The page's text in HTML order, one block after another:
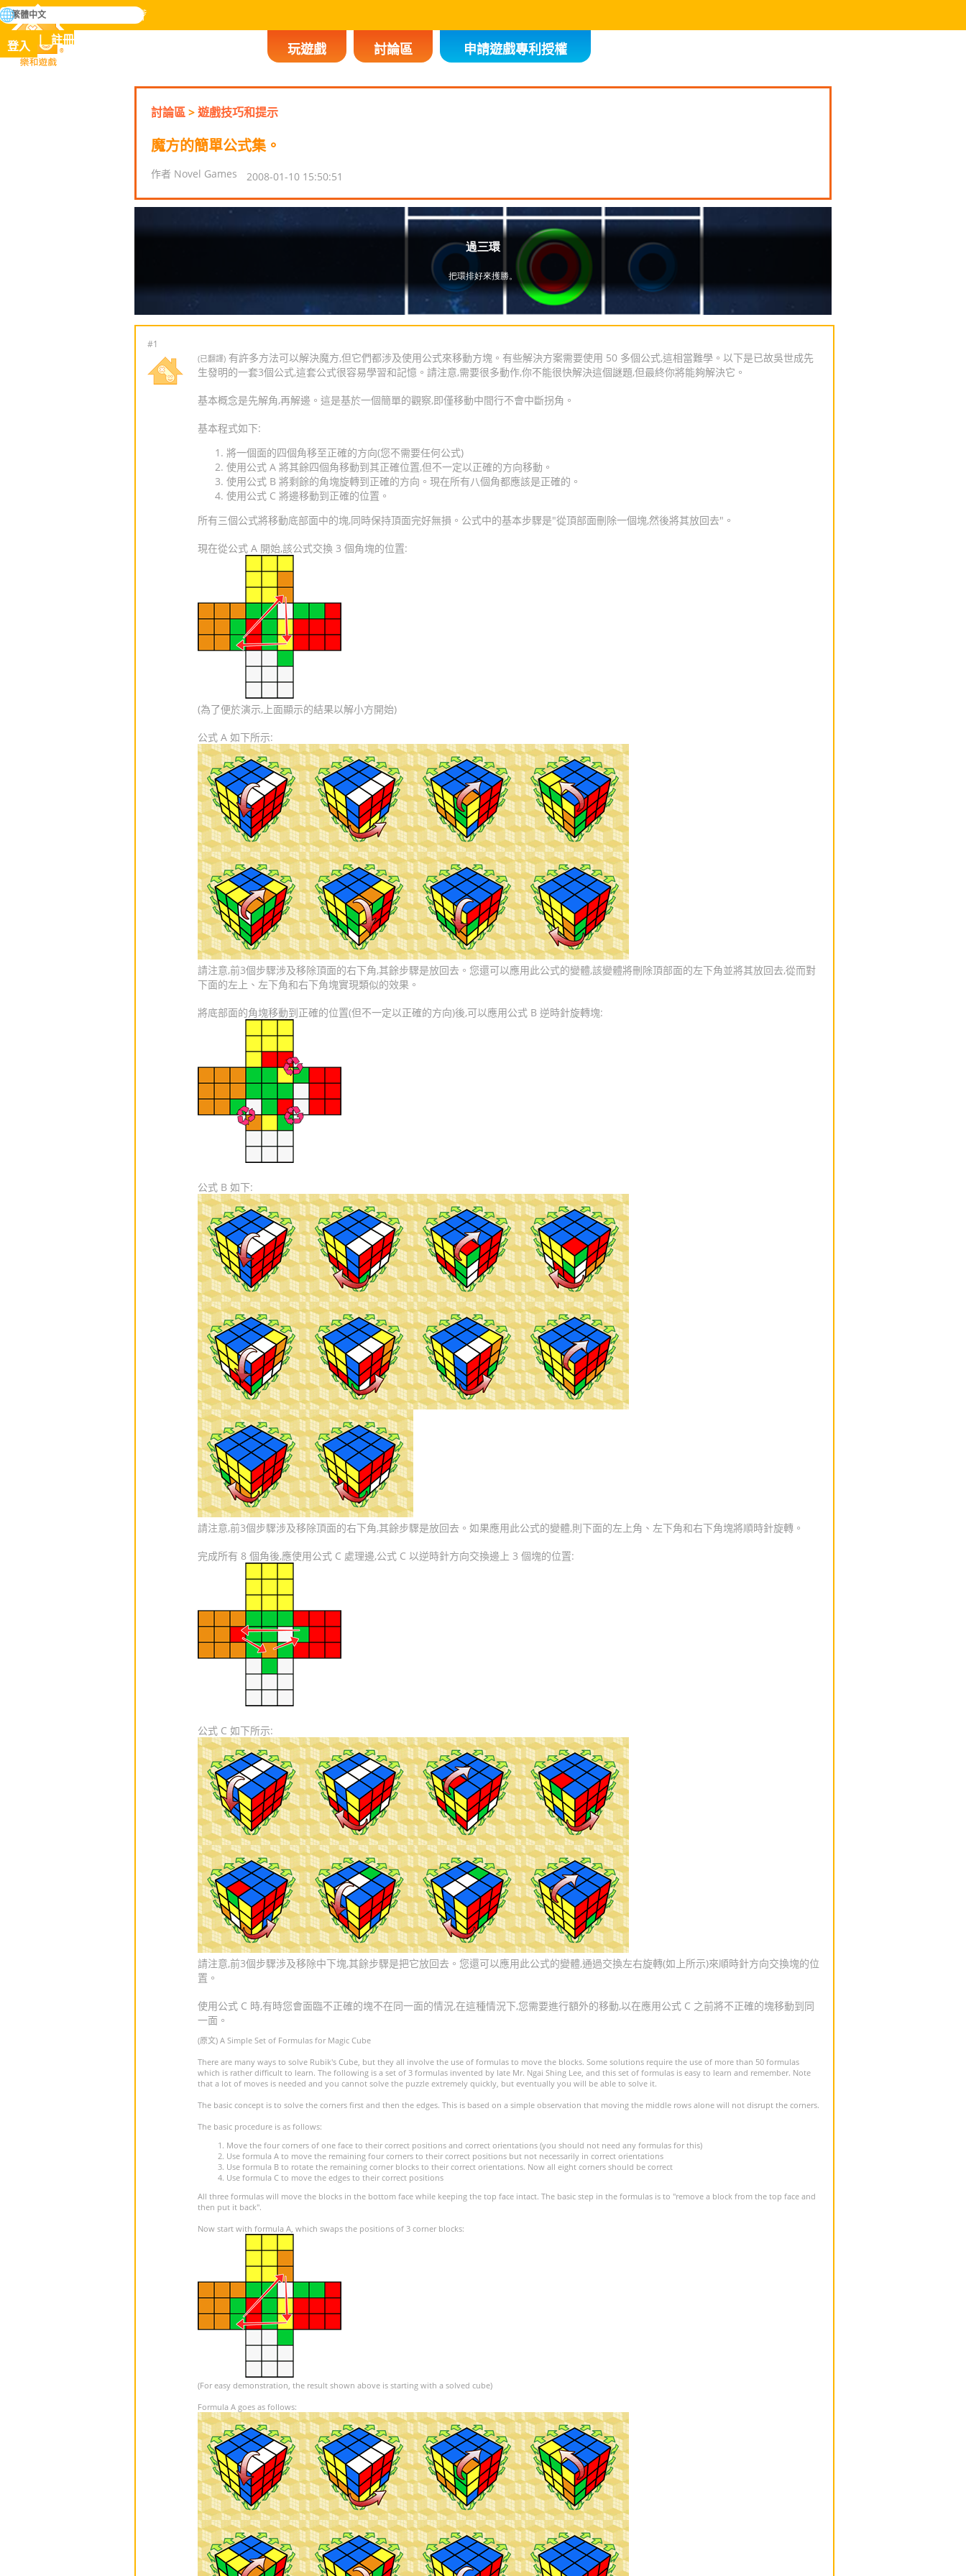
樂和遊戲
掌握人類歷史上所有遊戲
搜
尋
玩遊戲 討論區 申請遊戲專利授權
登入 註冊
繁體中文
討論區>遊戲技巧和提示
魔方的簡單公式集。
作者 Novel Games 2008-01-10 15:50:51
#1
(已翻譯) 有許多方法可以解決魔方,但它們都涉及使用公式來移動方塊。有些解決方案需要使用 50 多個公式,這相當難學。以下是已故吳世成先
生發明的一套3個公式,這套公式很容易學習和記憶。請注意,需要很多動作,你不能很快解決這個謎題,但最終你將能夠解決它。
基本概念是先解角,再解邊。這是基於一個簡單的觀察,即僅移動中間行不會中斷拐角。
基本程式如下:
將一個面的四個角移至正確的方向(您不需要任何公式)
使用公式 A 將其餘四個角移動到其正確位置,但不一定以正確的方向移動。
使用公式 B 將剩餘的角塊旋轉到正確的方向。現在所有八個角都應該是正確的。
使用公式 C 將邊移動到正確的位置。
所有三個公式將移動底部面中的塊,同時保持頂面完好無損。公式中的基本步驟是"從頂部面刪除一個塊,然後將其放回去"。
現在從公式 A 開始,該公式交換 3 個角塊的位置:
(為了便於演示,上面顯示的結果以解小方開始)
公式 A 如下所示:
請注意,前3個步驟涉及移除頂面的右下角,其餘步驟是放回去。您還可以應用此公式的變體,該變體將刪除頂部面的左下角並將其放回去,從而對
下面的左上、左下角和右下角塊實現類似的效果。
將底部面的角塊移動到正確的位置(但不一定以正確的方向)後,可以應用公式 B 逆時針旋轉塊:
公式 B 如下:
請注意,前3個步驟涉及移除頂面的右下角,其餘步驟是放回去。如果應用此公式的變體,則下面的左上角、左下角和右下角塊將順時針旋轉。
完成所有 8 個角後,應使用公式 C 處理邊,公式 C 以逆時針方向交換邊上 3 個塊的位置:
公式 C 如下所示:
請注意,前3個步驟涉及移除中下塊,其餘步驟是把它放回去。您還可以應用此公式的變體,通過交換左右旋轉(如上所示)來順時針方向交換塊的位
置。
使用公式 C 時,有時您會面臨不正確的塊不在同一面的情況,在這種情況下,您需要進行額外的移動,以在應用公式 C 之前將不正確的塊移動到同
一面。
(原文) A Simple Set of Formulas for Magic Cube
There are many ways to solve Rubik's Cube, but they all involve the use of formulas to move the blocks. Some solutions require the use of more than 50 formulas
which is rather difficult to learn. The following is a set of 3 formulas invented by late Mr. Ngai Shing Lee, and this set of formulas is easy to learn and remember. Note
that a lot of moves is needed and you cannot solve the puzzle extremely quickly, but eventually you will be able to solve it.
The basic concept is to solve the corners first and then the edges. This is based on a simple observation that moving the middle rows alone will not disrupt the corners.
The basic procedure is as follows:
Move the four corners of one face to their correct positions and correct orientations (you should not need any formulas for this)
Use formula A to move the remaining four corners to their correct positions but not necessarily in correct orientations
Use formula B to rotate the remaining corner blocks to their correct orientations. Now all eight corners should be correct
Use formula C to move the edges to their correct positions
All three formulas will move the blocks in the bottom face while keeping the top face intact. The basic step in the formulas is to "remove a block from the top face and
then put it back".
Now start with formula A, which swaps the positions of 3 corner blocks:
(For easy demonstration, the result shown above is starting with a solved cube)
Formula A goes as follows: